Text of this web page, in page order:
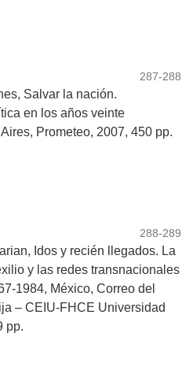
287-288
Salvar la nación.
en los años veinte
Prometeo, 2007, 450 pp.
288-289
Idos y recién llegados. La
y las redes transnacionales
1984, México, Correo del
– CEIU-FHCE Universidad
pp.